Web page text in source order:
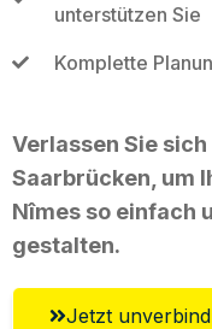
unterstützen Sie
Komplette
Verlassen Sie
Saarbrücken, um
Nîmes so einfach
gestalten.
Jetzt